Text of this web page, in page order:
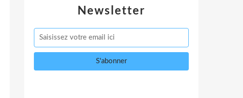
Newsletter